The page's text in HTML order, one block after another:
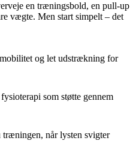
en træningsbold, en pull-up
vægte. Men start simpelt – det
og let udstrækning for
som støtte gennem
når lysten svigter